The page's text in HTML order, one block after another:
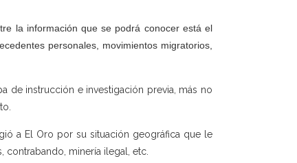
la información que se podrá conocer está el
personales, movimientos migratorios,
de instrucción e investigación previa, más no
a El Oro por su situación geográfica que le
minería ilegal, etc.